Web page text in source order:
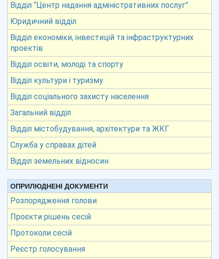
Відділ “Центр надання адміністративних послуг”
Юридичний відділ
Відділ економіки, інвестицій та інфраструктурних
проектів
Відділ освіти, молоді та спорту
Відділ культури і туризму
Відділ соціального захисту населення
Загальний відділ
Відділ містобудування, архітектури та ЖКГ
Служба у справах дітей
Відділ земельних відносин
ОПРИЛЮДНЕНІ ДОКУМЕНТИ
Розпорядження голови
Проєкти рішень сесій
Протоколи сесій
Реєстр голосування